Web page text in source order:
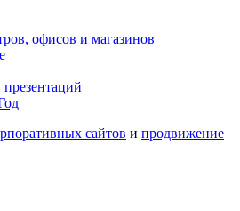
офисов и магазинов
сайтов и продвижение